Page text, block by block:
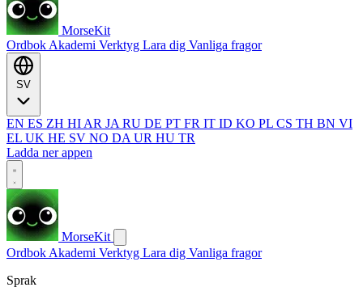
MorseKit
Ordbok Akademi Verktyg Lara dig Vanliga fragor
EN ES ZH HI AR JA RU DE PT FR IT ID KO PL CS TH BN VI
EL UK HE SV NO DA UR HU TR
Ladda ner appen
MorseKit
Ordbok Akademi Verktyg Lara dig Vanliga fragor
Sprak